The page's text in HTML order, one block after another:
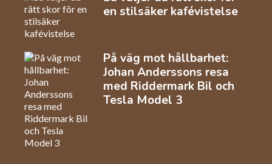
en stilsäker kafévistelse
På väg mot hållbarhet:
Johan Anderssons resa
med Riddermark Bil och
Tesla Model 3